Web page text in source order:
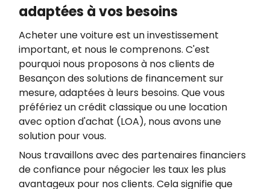
adaptées à vos besoins
Acheter une voiture est un investissement
important, et nous le comprenons. C'est
pourquoi nous proposons à nos clients de
Besançon des solutions de financement sur
mesure, adaptées à leurs besoins. Que vous
préfériez un crédit classique ou une location
avec option d'achat (LOA), nous avons une
solution pour vous.
Nous travaillons avec des partenaires financiers
de confiance pour négocier les taux les plus
avantageux pour nos clients. Cela signifie que